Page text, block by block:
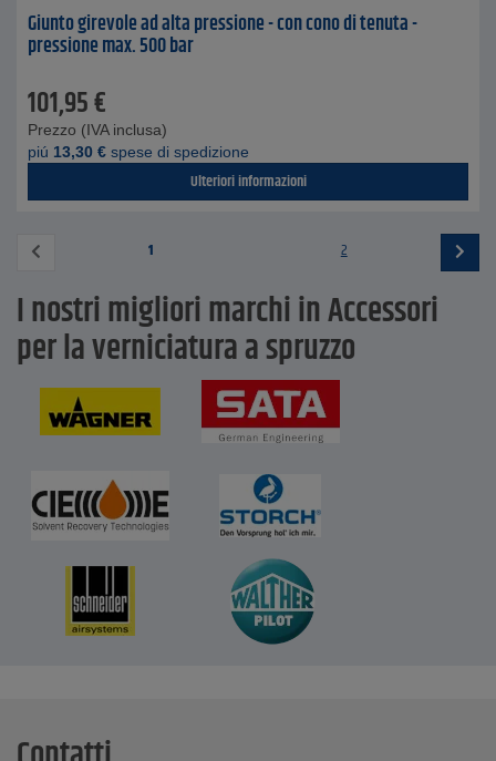
Giunto girevole ad alta pressione - con cono di tenuta -
pressione max. 500 bar
101,95€
Prezzo (IVA inclusa)
piú 13,30 € spese di spedizione
Ulteriori informazioni
1 2
I nostri migliori marchi in Accessori
per la verniciatura a spruzzo